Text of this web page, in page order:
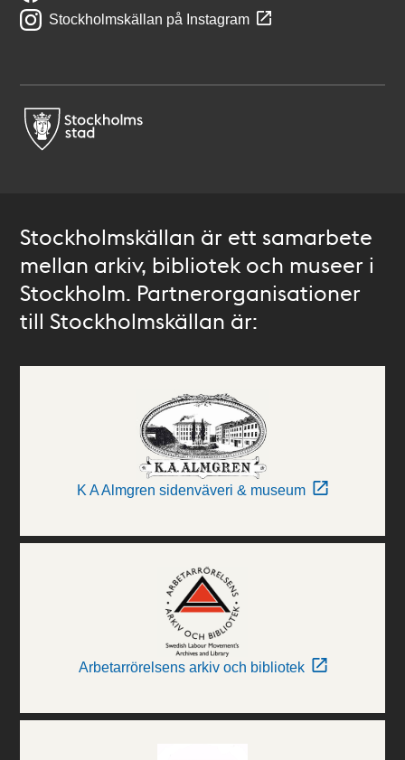
Stockholmskällan på Instagram
Stockholmskällan är ett samarbete
mellan arkiv, bibliotek och museer i
Stockholm. Partnerorganisationer
till Stockholmskällan är:
K A Almgren sidenväveri & museum
Arbetarrörelsens arkiv och bibliotek